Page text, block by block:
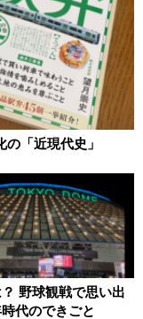
「近現代史」
野球観戦で思い出
代のできごと